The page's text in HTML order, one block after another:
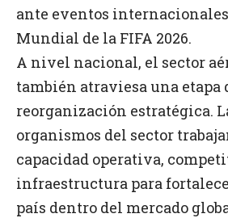
ante eventos internacionales
Mundial de la FIFA 2026.
A nivel nacional, el sector
también atraviesa una etapa
reorganización estratégica.
organismos del sector
capacidad operativa,
infraestructura para
país dentro del mercado